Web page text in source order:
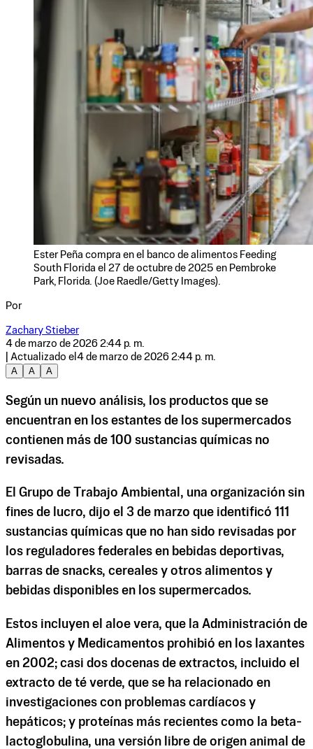
Ester Peña compra en el banco de alimentos Feeding
South Florida el 27 de octubre de 2025 en Pembroke
Park, Florida. (Joe Raedle/Getty Images).
Por
Zachary Stieber
4 de marzo de 2026 2:44 p. m.
| Actualizado el 4 de marzo de 2026 2:44 p. m.
A
A A
Según un nuevo análisis, los productos que se
encuentran en los estantes de los supermercados
contienen más de 100 sustancias químicas no
revisadas.
El Grupo de Trabajo Ambiental, una organización sin
fines de lucro, dijo el 3 de marzo que identificó 111
sustancias químicas que no han sido revisadas por
los reguladores federales en bebidas deportivas,
barras de snacks, cereales y otros alimentos y
bebidas disponibles en los supermercados.
Estos incluyen el aloe vera, que la Administración de
Alimentos y Medicamentos prohibió en los laxantes
en 2002; casi dos docenas de extractos, incluido el
extracto de té verde, que se ha relacionado en
investigaciones con problemas cardíacos y
hepáticos; y proteínas más recientes como la beta-
lactoglobulina, una versión libre de origen animal de